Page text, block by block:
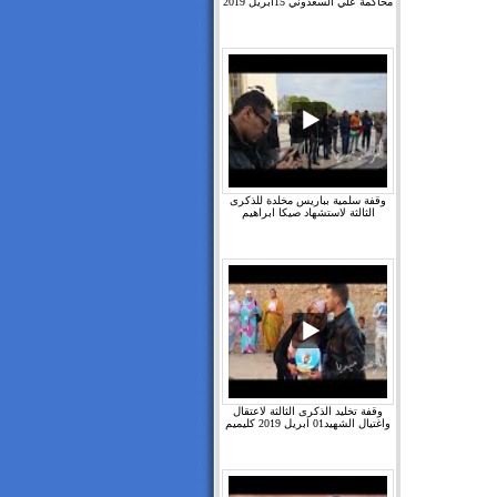
وقفة سلمية بباريس مخلدة للذكرى
الثالثة لاستشهاد صيكا ابراهيم
وقفة تخليد الذكرى الثالثة لاعتقال
واغتيال الشهيد01 ابريل 2019 كليميم